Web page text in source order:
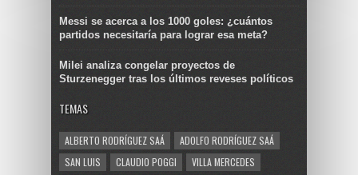
Messi se acerca a los 1000 goles: ¿cuántos
partidos necesitaría para lograr esa meta?
Milei analiza congelar proyectos de
Sturzenegger tras los últimos reveses políticos
TEMAS
ALBERTO RODRÍGUEZ SAÁ
ADOLFO RODRÍGUEZ SAÁ
SAN LUIS
CLAUDIO POGGI
VILLA MERCEDES